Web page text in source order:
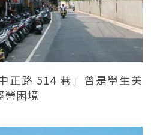
正路 514 巷」曾是學生美
營困境